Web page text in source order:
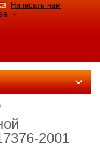
Написать нам
2001